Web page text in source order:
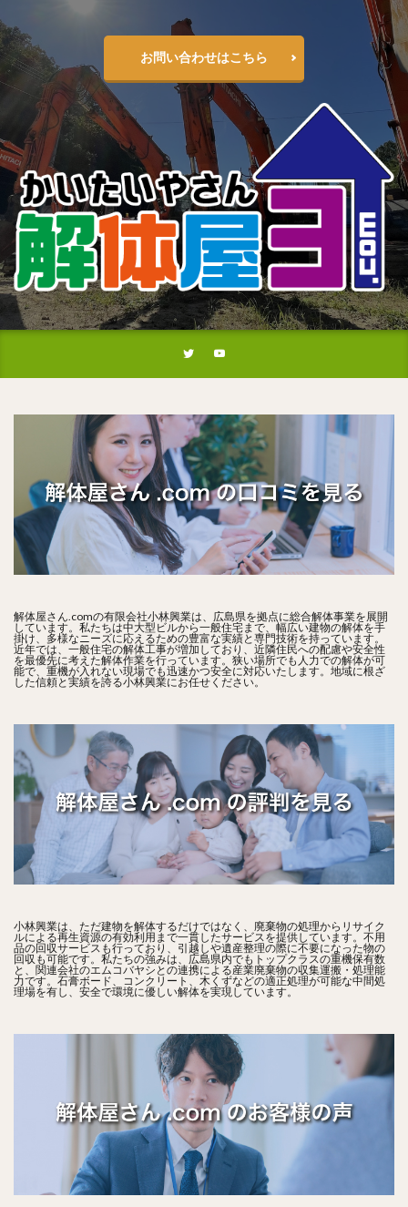
お問い合わせはこちら
解体屋さん.comの有限会社小林興業は、広島県を拠点に総合解体事業を展開
しています。私たちは中大型ビルから一般住宅まで、幅広い建物の解体を手
掛け、多様なニーズに応えるための豊富な実績と専門技術を持っています。
近年では、一般住宅の解体工事が増加しており、近隣住民への配慮や安全性
を最優先に考えた解体作業を行っています。狭い場所でも人力での解体が可
能で、重機が入れない現場でも迅速かつ安全に対応いたします。地域に根ざ
した信頼と実績を誇る小林興業にお任せください。
小林興業は、ただ建物を解体するだけではなく、廃棄物の処理からリサイク
ルによる再生資源の有効利用まで一貫したサービスを提供しています。不用
品の回収サービスも行っており、引越しや遺産整理の際に不要になった物の
回収も可能です。私たちの強みは、広島県内でもトップクラスの重機保有数
と、関連会社のエムコバヤシとの連携による産業廃棄物の収集運搬・処理能
力です。石膏ボード、コンクリート、木くずなどの適正処理が可能な中間処
理場を有し、安全で環境に優しい解体を実現しています。